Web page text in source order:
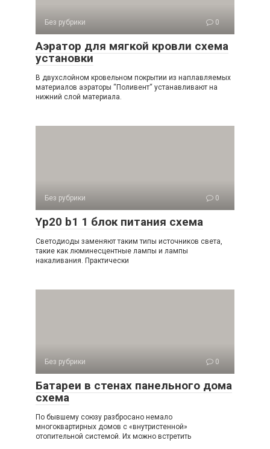
Без рубрики 0
Аэратор для мягкой кровли схема
установки
В двухслойном кровельном покрытии из наплавляемых
материалов аэраторы “Поливент“ устанавливают на
нижний слой материала.
Без рубрики 0
Yp20 b1 1 блок питания схема
Светодиоды заменяют таким типы источников света,
такие как люминесцентные лампы и лампы
накаливания. Практически
Без рубрики 0
Батареи в стенах панельного дома
схема
По бывшему союзу разбросано немало
многоквартирных домов с «внутристенной»
отопительной системой. Их можно встретить